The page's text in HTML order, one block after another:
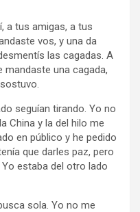
a tus amigas, a tus
vos, y una da
las cagadas. A
una cagada,
seguían tirando. Yo no
China y la del hilo me
en público y he pedido
que darles paz, pero
estaba del otro lado
sola. Yo no me